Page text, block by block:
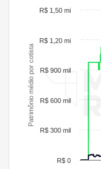
Patrimônio médio por cotista
R$ 0
R$ 300 mil
R$ 600 mil
R$ 900 mil
R$ 1,20 mi
R$ 1,50 mi